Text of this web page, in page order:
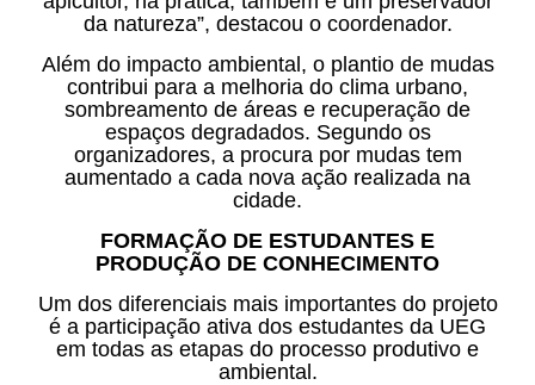
da natureza”, destacou o coordenador.
Além do impacto ambiental, o plantio de mudas
contribui para a melhoria do clima urbano,
sombreamento de áreas e recuperação de
espaços degradados. Segundo os
organizadores, a procura por mudas tem
aumentado a cada nova ação realizada na
cidade.
FORMAÇÃO DE ESTUDANTES E
PRODUÇÃO DE CONHECIMENTO
Um dos diferenciais mais importantes do projeto
é a participação ativa dos estudantes da UEG
em todas as etapas do processo produtivo e
ambiental.